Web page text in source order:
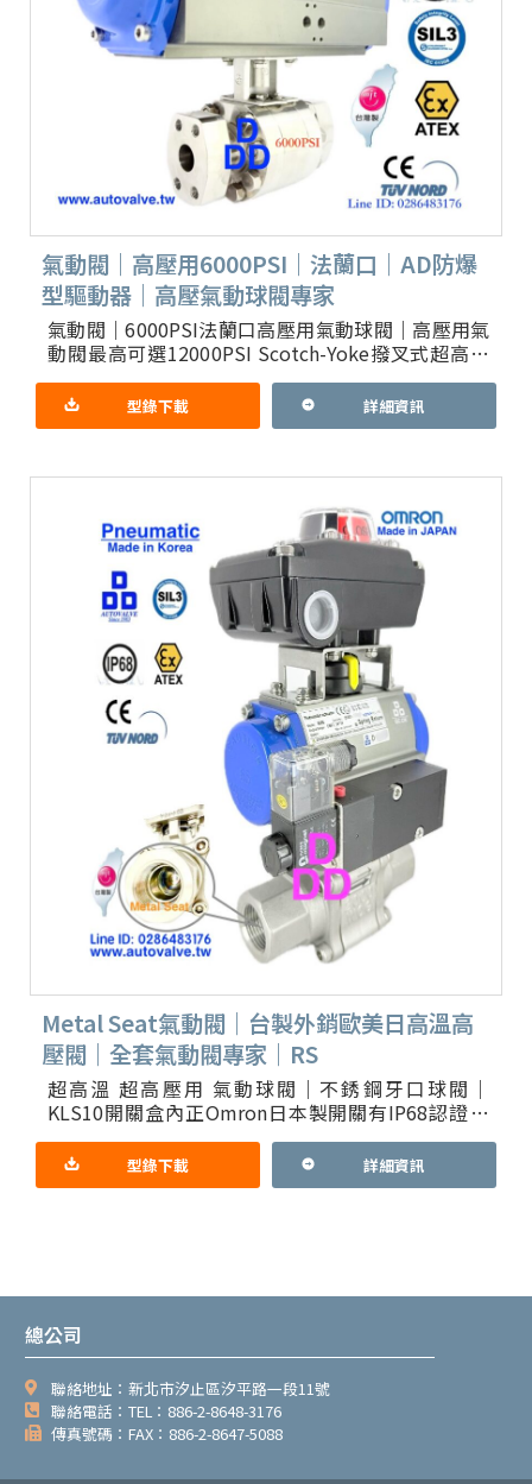
氣動閥｜高壓用6000PSI｜法蘭口｜AD防爆
型驅動器｜高壓氣動球閥專家
氣動閥｜6000PSI法蘭口高壓用氣動球閥｜高壓用氣
動閥最高可選12000PSI Scotch-Yoke撥叉式超高耐
用驅動器結構＋二片式及三片式閥體｜可選防火防
型錄下載 詳細資訊
Metal Seat氣動閥｜台製外銷歐美日高溫高
壓閥｜全套氣動閥專家｜RS
超高溫 超高壓用 氣動球閥｜不銹鋼牙口球閥｜
KLS10開關盒內正Omron日本製開關有IP68認證 1.
產品重點：閥內金屬密封件，外銷歐美日最高品質純
台製球閥，型錄下載 詳細資訊
總公司
聯絡地址：新北市汐止區汐平路一段11號
聯絡電話：TEL：886-2-8648-3176
傳真號碼：FAX：886-2-8647-5088